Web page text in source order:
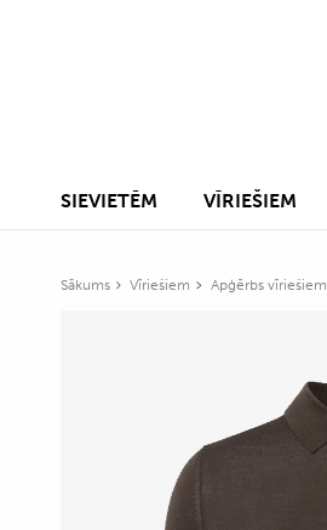
SIEVIETĒM VĪRIEŠIEM
Sākums Vīriešiem Apģērbs vīriešiem